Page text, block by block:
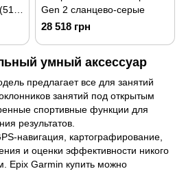
Gen 2 сланцево-серые
28 518 грн
умный аксессуар
предлагает все для занятий
занятий под открытым
спортивные функции для
результатов.
навигация, картографирование,
и оценки эффективности никого
Epix Garmin купить можно